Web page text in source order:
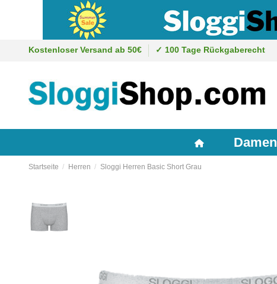
Kostenloser Versand ab 50€ ✓ 100 Tage Rückgaberecht
Damen
Startseite Herren Sloggi Herren Basic Short Grau